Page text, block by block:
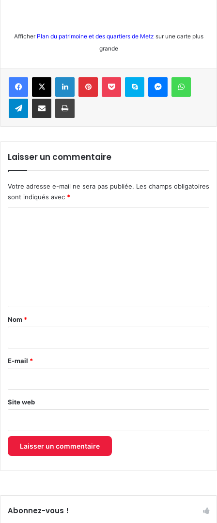
Afficher Plan du patrimoine et des quartiers de Metz sur une carte plus
grande
LinkedinPinterestPocket Skype Messenger
TelegramPartager par e-mail Imprimer
Laisser un commentaire
Votre adresse e-mail ne sera pas publiée. Les champs obligatoires
sont indiqués avec *
a
e
Nom *
E-mail *
Site web
Abonnez-vous !